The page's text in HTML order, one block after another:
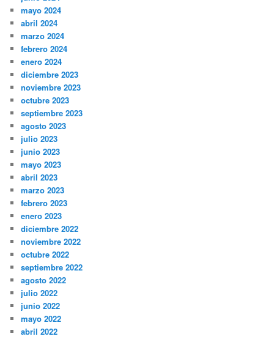
mayo 2024
abril 2024
marzo 2024
febrero 2024
enero 2024
diciembre 2023
noviembre 2023
octubre 2023
septiembre 2023
agosto 2023
julio 2023
junio 2023
mayo 2023
abril 2023
marzo 2023
febrero 2023
enero 2023
diciembre 2022
noviembre 2022
octubre 2022
septiembre 2022
agosto 2022
julio 2022
junio 2022
mayo 2022
abril 2022